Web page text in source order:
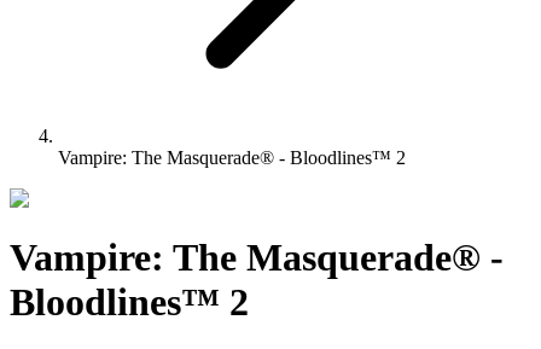
Vampire: The Masquerade® - Bloodlines™ 2
Vampire: The Masquerade® -
Bloodlines™ 2